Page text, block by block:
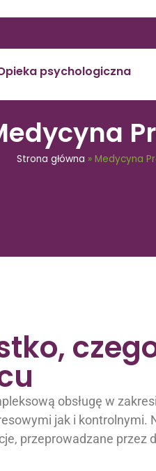
psychologiczna
Strona główna » Medycyna
obsługę w
jak i kontrolnymi.
przeprowadzane przez